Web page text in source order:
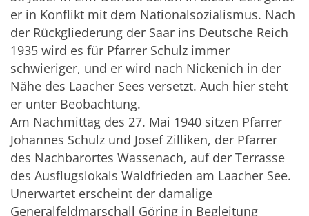
er in Konflikt mit dem Nationalsozialismus. Nach
der Rückgliederung der Saar ins Deutsche Reich
1935 wird es für Pfarrer Schulz immer
schwieriger, und er wird nach Nickenich in der
Nähe des Laacher Sees versetzt. Auch hier steht
er unter Beobachtung.
Am Nachmittag des 27. Mai 1940 sitzen Pfarrer
Johannes Schulz und Josef Zilliken, der Pfarrer
des Nachbarortes Wassenach, auf der Terrasse
des Ausflugslokals Waldfrieden am Laacher See.
Unerwartet erscheint der damalige
Generalfeldmarschall Göring in Begleitung